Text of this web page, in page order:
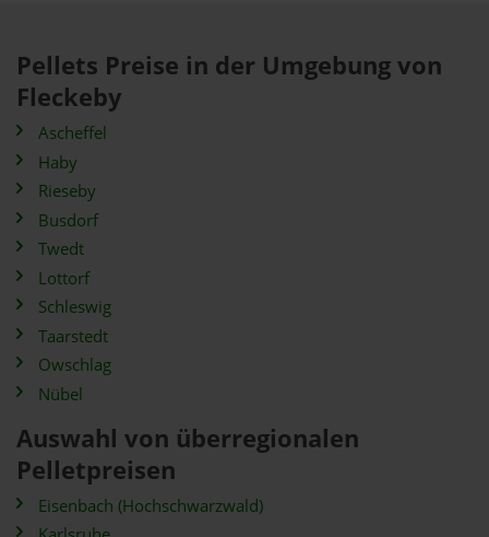
Pellets Preise in der Umgebung von
Fleckeby
Ascheffel
Haby
Rieseby
Busdorf
Twedt
Lottorf
Schleswig
Taarstedt
Owschlag
Nübel
Auswahl von überregionalen
Pelletpreisen
Eisenbach (Hochschwarzwald)